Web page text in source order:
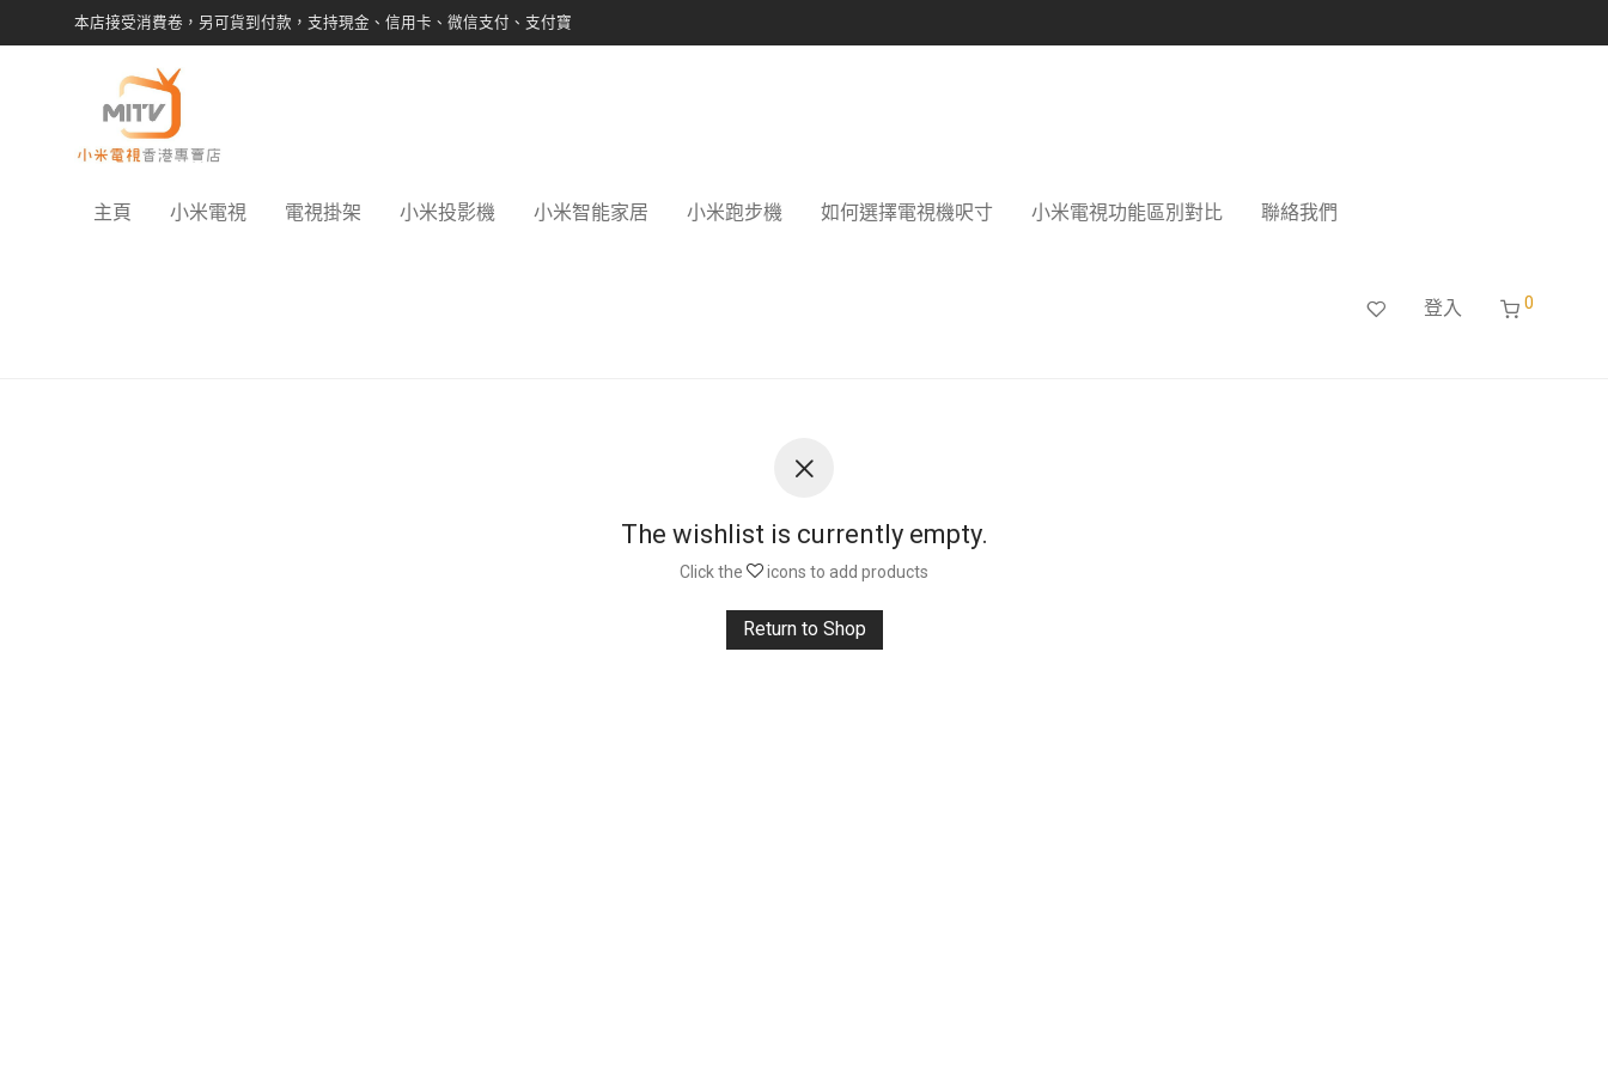
本店接受消費卷，另可貨到付款，支持現金、信用卡、微信支付、支付寶
主頁 小米電視 電視掛架 小米投影機 小米智能家居 小米跑步機 如何選擇電視機呎寸 小米電視功能區別對比 聯絡我們
登入 0
The wishlist is currently empty.
Click the icons to add products
Return to Shop